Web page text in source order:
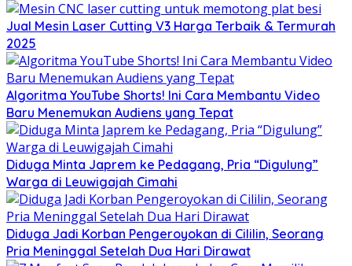
Jual Mesin Laser Cutting V3 Harga Terbaik & Termurah
2025
Algoritma YouTube Shorts! Ini Cara Membantu Video
Baru Menemukan Audiens yang Tepat
Diduga Minta Japrem ke Pedagang, Pria “Digulung”
Warga di Leuwigajah Cimahi
Diduga Jadi Korban Pengeroyokan di Cililin, Seorang
Pria Meninggal Setelah Dua Hari Dirawat